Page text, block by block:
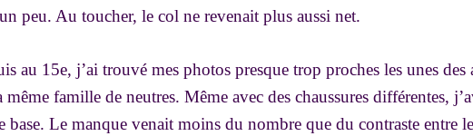
peu. Au toucher, le col ne revenait plus aussi net.
au 15e, j’ai trouvé mes photos presque trop proches les unes des
même famille de neutres. Même avec des chaussures différentes,
base. Le manque venait moins du nombre que du contraste entre